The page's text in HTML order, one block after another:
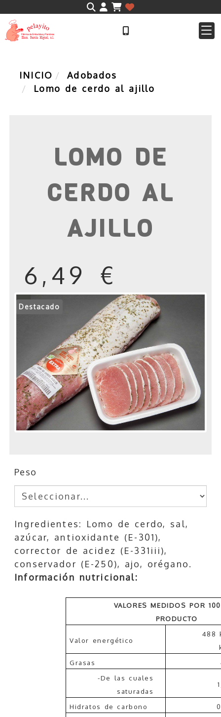
Identifícate
INICIO
Adobados
Lomo de cerdo al ajillo
LOMO DE
CERDO AL
AJILLO
6,49 €
Destacado
Peso
Ingredientes: Lomo de cerdo, sal,
azúcar, antioxidante (E-301),
corrector de acidez (E-331iii),
conservador (E-250), ajo, orégano.
Información nutricional:
VALORES MEDIDOS POR
PRODUCTO
Valor energético
488
Grasas
-De las cuales
saturadas
Hidratos de carbono